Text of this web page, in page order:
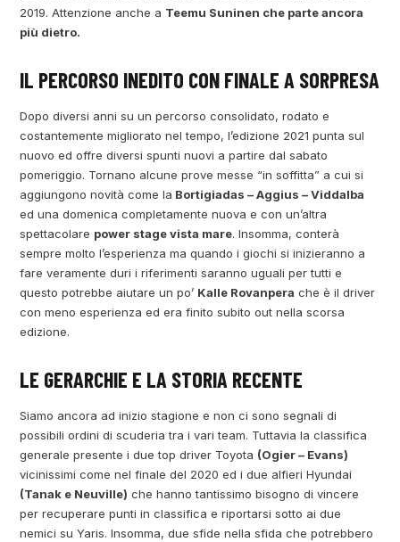
2019. Attenzione anche a Teemu Suninen che parte ancora
più dietro.
IL PERCORSO INEDITO CON FINALE A SORPRESA
Dopo diversi anni su un percorso consolidato, rodato e
costantemente migliorato nel tempo, l’edizione 2021 punta sul
nuovo ed offre diversi spunti nuovi a partire dal sabato
pomeriggio. Tornano alcune prove messe “in soffitta” a cui si
aggiungono novità come la Bortigiadas – Aggius – Viddalba
ed una domenica completamente nuova e con un’altra
spettacolare power stage vista mare. Insomma, conterà
sempre molto l’esperienza ma quando i giochi si inizieranno a
fare veramente duri i riferimenti saranno uguali per tutti e
questo potrebbe aiutare un po’ Kalle Rovanpera che è il driver
con meno esperienza ed era finito subito out nella scorsa
edizione.
LE GERARCHIE E LA STORIA RECENTE
Siamo ancora ad inizio stagione e non ci sono segnali di
possibili ordini di scuderia tra i vari team. Tuttavia la classifica
generale presente i due top driver Toyota (Ogier – Evans)
vicinissimi come nel finale del 2020 ed i due alfieri Hyundai
(Tanak e Neuville) che hanno tantissimo bisogno di vincere
per recuperare punti in classifica e riportarsi sotto ai due
nemici su Yaris. Insomma, due sfide nella sfida che potrebbero